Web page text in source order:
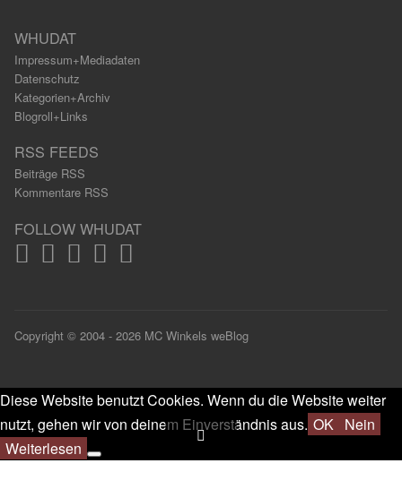
WHUDAT
Impressum+Mediadaten
Datenschutz
Kategorien+Archiv
Blogroll+Links
RSS FEEDS
Beiträge RSS
Kommentare RSS
FOLLOW WHUDAT
Copyright © 2004 - 2026 MC Winkels weBlog
Diese Website benutzt Cookies. Wenn du die Website weiter
nutzt, gehen wir von deinem Einverständnis aus. OK Nein
Weiterlesen